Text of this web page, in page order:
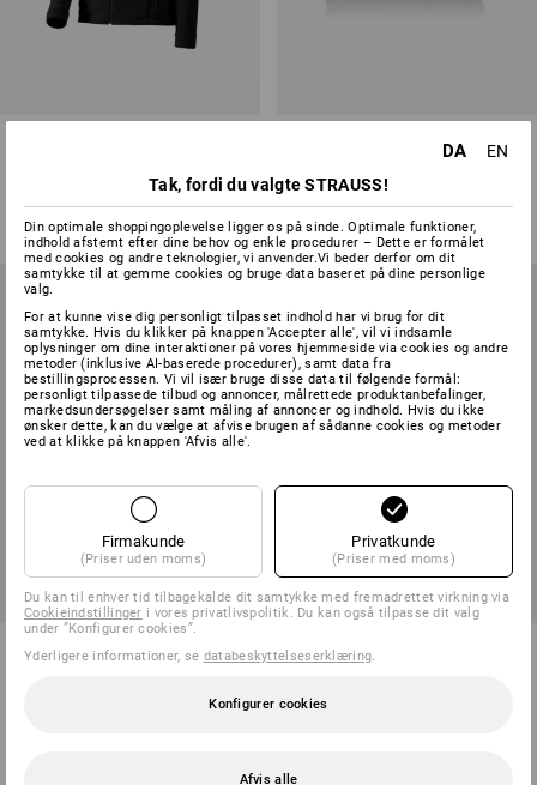
fra 228,75 kr.
(med moms) fra 10 Stk.
2 farver
fra 268,75 kr.
(med moms) fra 3 Stk.
Softshellvest dryplexx®
softlight
e.s. Hoody-Sweatjakke poly
cotton, damer
22
DA
EN
Tak, fordi du valgte STRAUSS!
Din optimale shoppingoplevelse ligger os på sinde. Optimale funktioner,
indhold afstemt efter dine behov og enkle procedurer – Dette er formålet
med cookies og andre teknologier, vi anvender.Vi beder derfor om dit
samtykke til at gemme cookies og bruge data baseret på dine personlige
valg.
For at kunne vise dig personligt tilpasset indhold har vi brug for dit
samtykke. Hvis du klikker på knappen 'Accepter alle', vil vi indsamle
oplysninger om dine interaktioner på vores hjemmeside via cookies og andre
metoder (inklusive AI-baserede procedurer), samt data fra
bestillingsprocessen. Vi vil især bruge disse data til følgende formål:
personligt tilpassede tilbud og annoncer, målrettede produktanbefalinger,
markedsundersøgelser samt måling af annoncer og indhold. Hvis du ikke
ønsker dette, kan du vælge at afvise brugen af sådanne cookies og metoder
ved at klikke på knappen 'Afvis alle'.
Firmakunde
(Priser uden moms)
Privatkunde
(Priser med moms)
Du kan til enhver tid tilbagekalde dit samtykke med fremadrettet virkning via
Cookieindstillinger i vores privatlivspolitik. Du kan også tilpasse dit valg
under ”Konfigurer cookies”.
Yderligere informationer, se databeskyttelseserklæring
Konfigurer cookies
Afvis alle